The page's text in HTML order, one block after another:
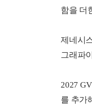
함을 더
제네시
그래파
2027
를 추가